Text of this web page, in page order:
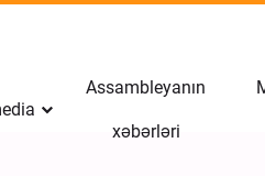
Assambleyanın
xəbərləri